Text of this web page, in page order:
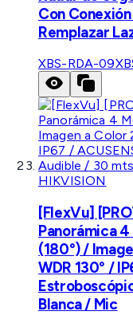
Con
Remplazar
XBS-RDA-09
HIKVISION
[FlexVu]
Panorámica
(180°) /
WDR 130° /
Blanca / Mic